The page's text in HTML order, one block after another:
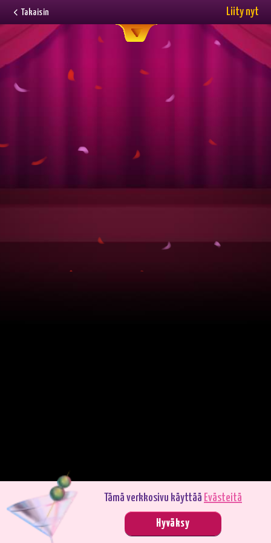
Takaisin Liity nyt
Pelaa demotilassa. Oikealla rahalla pelaaminen on jännittävämpää.
Tämä verkkosivu käyttää Evästeitä
Hyväksy